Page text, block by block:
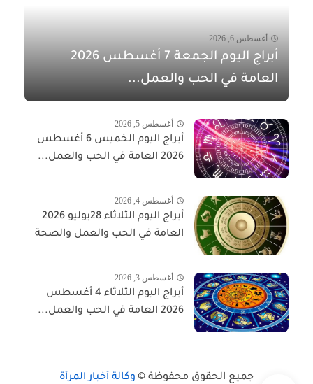
أغسطس 6, 2026
أبراج اليوم الجمعة 7 أغسطس 2026
العامة في الحب والعمل...
أغسطس 5, 2026
أبراج اليوم الخميس 6 أغسطس
2026 العامة في الحب والعمل...
أغسطس 4, 2026
أبراج اليوم الثلاثاء 28يوليو 2026
العامة في الحب والعمل والصحة
أغسطس 3, 2026
أبراج اليوم الثلاثاء 4 أغسطس
2026 العامة في الحب والعمل...
جميع الحقوق محفوظة © وكالة أخبار المرأة